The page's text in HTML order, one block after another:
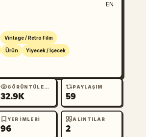
EN
Vintage / Retro Film
Ürün Yiyecek / İçecek
GÖRÜNTÜLEME
32.9K
PAYLAŞIM
59
YER IMLERI
96
ALINTILAR
2